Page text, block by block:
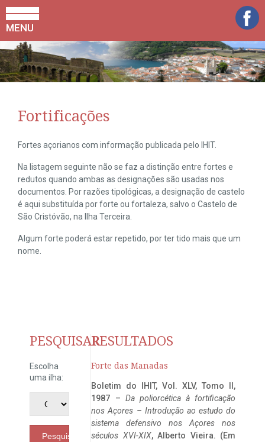
MENU
Fortificações
Fortes açorianos com informação publicada pelo IHIT.
Na listagem seguinte não se faz a distinção entre fortes e
redutos quando ambas as designações são usadas nos
documentos. Por razões tipológicas, a designação de castelo
é aqui substituída por forte ou fortaleza, salvo o Castelo de
São Cristóvão, na Ilha Terceira.
Algum forte poderá estar repetido, por ter tido mais que um
nome.
PESQUISAR
Escolha
uma ilha:
Pesquisar
RESULTADOS
Forte das Manadas
Boletim do IHIT, Vol. XLV, Tomo II,
1987 – Da poliorcética à fortificação
nos Açores – Introdução ao estudo do
sistema defensivo nos Açores nos
séculos XVI-XIX, Alberto Vieira. (Em